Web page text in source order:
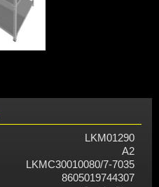
LKM01290
A2
LKMC30010080/7-7035
8605019744307